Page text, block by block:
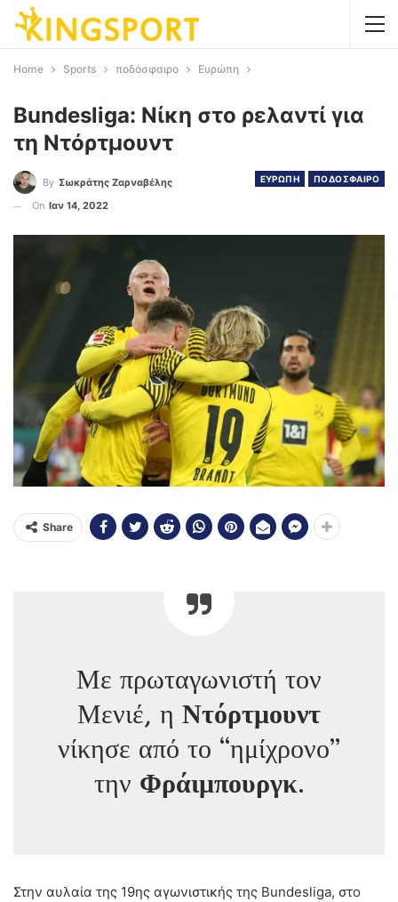
Home Sports ποδόσφαιρο Ευρώπη
Bundesliga: Νίκη στο ρελαντί για
τη Ντόρτμουντ
ΕΥΡΩΠΗ ΠΟΔΟΣΦΑΙΡΟ
By Σωκράτης Ζαρναβέλης
On Ιαν 14, 2022
Share
Με πρωταγωνιστή τον
Μενιέ, η Ντόρτμουντ
νίκησε από το “ημίχρονο”
την Φράιμπουργκ.
Στην αυλαία της 19ης αγωνιστικής της Bundesliga, στο